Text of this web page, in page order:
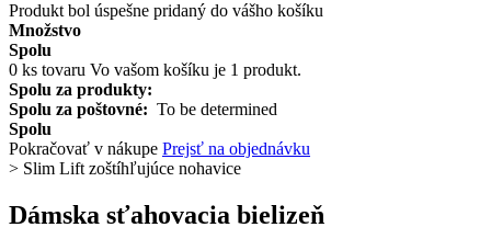
Produkt bol úspešne pridaný do vášho košíku
Množstvo
Spolu
0 ks tovaru Vo vašom košíku je 1 produkt.
Spolu za produkty:
Spolu za poštovné: To be determined
Spolu
Pokračovať v nákupe Prejsť na objednávku
> Slim Lift zoštíhľujúce nohavice
Dámska sťahovacia bielizeň